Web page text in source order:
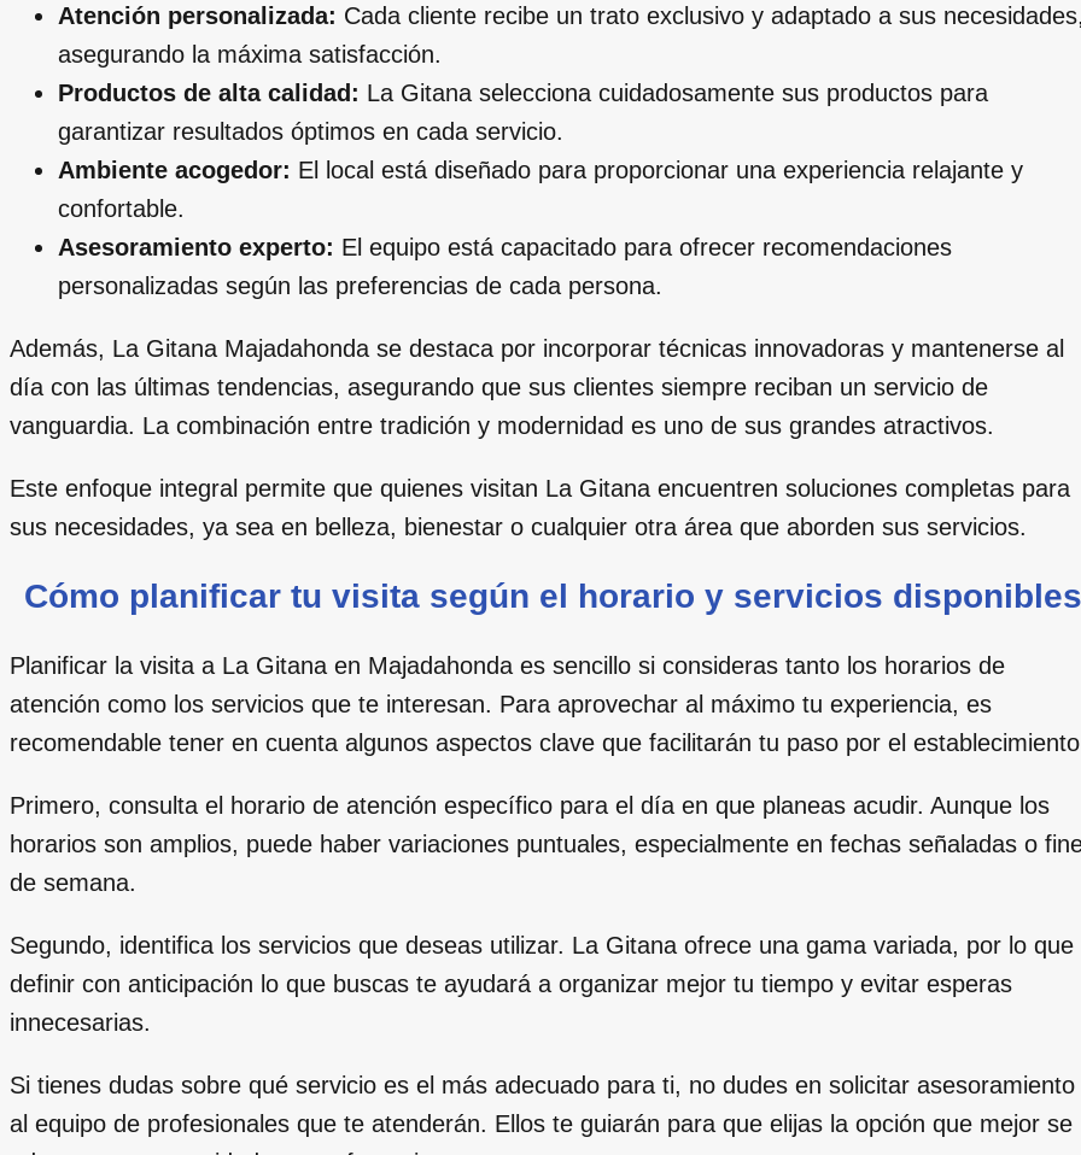
Atención personalizada: Cada cliente recibe un trato exclusivo y adaptado a sus
asegurando la máxima satisfacción.
Productos de alta calidad: La Gitana selecciona cuidadosamente sus productos para
garantizar resultados óptimos en cada servicio.
Ambiente acogedor: El local está diseñado para proporcionar una experiencia relajante y
confortable.
Asesoramiento experto: El equipo está capacitado para ofrecer recomendaciones
personalizadas según las preferencias de cada persona.
Además, La Gitana Majadahonda se destaca por incorporar técnicas innovadoras y mantenerse al
día con las últimas tendencias, asegurando que sus clientes siempre reciban un servicio de
vanguardia. La combinación entre tradición y modernidad es uno de sus grandes atractivos.
Este enfoque integral permite que quienes visitan La Gitana encuentren soluciones completas para
sus necesidades, ya sea en belleza, bienestar o cualquier otra área que aborden sus servicios.
Cómo planificar tu visita según el horario y servicios disponibles
Planificar la visita a La Gitana en Majadahonda es sencillo si consideras tanto los horarios de
atención como los servicios que te interesan. Para aprovechar al máximo tu experiencia, es
recomendable tener en cuenta algunos aspectos clave que facilitarán tu paso por el
Primero, consulta el horario de atención específico para el día en que planeas acudir. Aunque los
horarios son amplios, puede haber variaciones puntuales, especialmente en fechas señaladas o
de semana.
Segundo, identifica los servicios que deseas utilizar. La Gitana ofrece una gama variada, por lo que
definir con anticipación lo que buscas te ayudará a organizar mejor tu tiempo y evitar esperas
innecesarias.
Si tienes dudas sobre qué servicio es el más adecuado para ti, no dudes en solicitar asesoramiento
al equipo de profesionales que te atenderán. Ellos te guiarán para que elijas la opción que mejor se